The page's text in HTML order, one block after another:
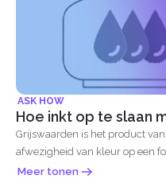
ASK HOW
Hoe inkt op te slaan
Grijswaarden is het product
afwezigheid van kleur op een
Meer tonen